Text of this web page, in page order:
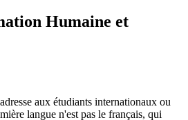
Humaine et
aux étudiants internationaux ou
langue n'est pas le français, qui